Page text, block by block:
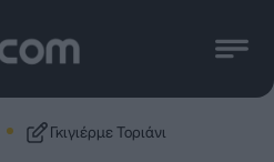
Γκιγιέρμε Τοριάνι